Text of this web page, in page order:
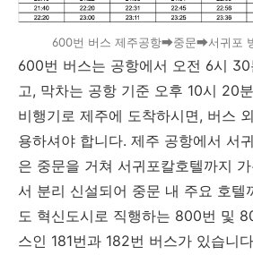
600번 버스 제주공항➡중문➡서귀포
600번 버스는 공항에서 오전 6시
고, 막차는 공항 기준 오후 10시 20
비행기로 제주에 도착하시면, 버스
용하셔야 합니다. 제주 공항에서 서
은 중문을 거쳐 서귀포칼호텔까지
서 분리 신설되어 중문 내 주요 호텔
도 혁신도시로 직행하는 800번 및
스인 181번과 182번 버스가 있습니